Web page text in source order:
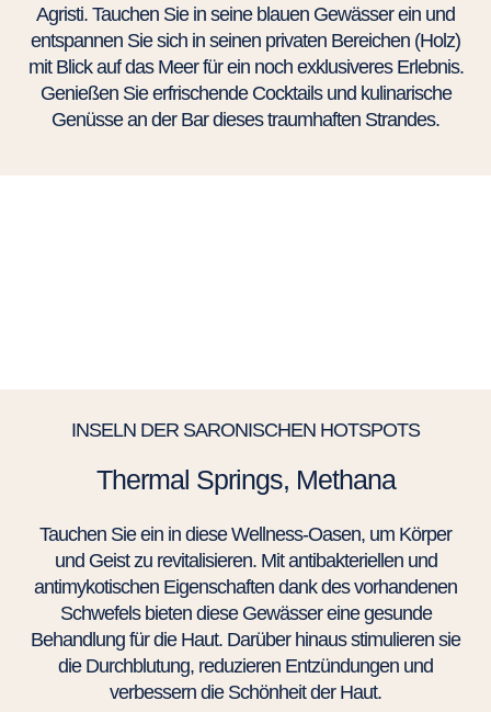
Agristi. Tauchen Sie in seine blauen Gewässer ein und
entspannen Sie sich in seinen privaten Bereichen (Holz)
mit Blick auf das Meer für ein noch exklusiveres Erlebnis.
Genießen Sie erfrischende Cocktails und kulinarische
Genüsse an der Bar dieses traumhaften Strandes.
INSELN DER SARONISCHEN HOTSPOTS
Thermal Springs, Methana
Tauchen Sie ein in diese Wellness-Oasen, um Körper
und Geist zu revitalisieren. Mit antibakteriellen und
antimykotischen Eigenschaften dank des vorhandenen
Schwefels bieten diese Gewässer eine gesunde
Behandlung für die Haut. Darüber hinaus stimulieren sie
die Durchblutung, reduzieren Entzündungen und
verbessern die Schönheit der Haut.